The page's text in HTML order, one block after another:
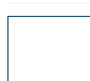
wechselt
der
zu